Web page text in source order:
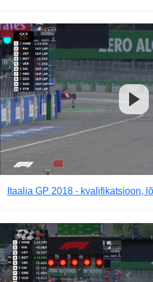
Itaalia GP 2018 - kvalifikatsioon,